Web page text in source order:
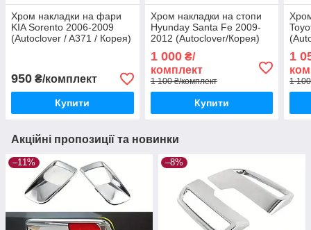
Хром накладки на фари
KIA Sorento 2006-2009
(Autoclover / A371 / Корея)
950 ₴/комплект
Купити
Хром накладки на стопи
Hyunday Santa Fe 2009-
2012 (Autoclover/Корея)
1 000₴/
комплект
1 100 ₴/комплект
Купити
1
1
Акційні пропозиції та новинки
–11% –8%